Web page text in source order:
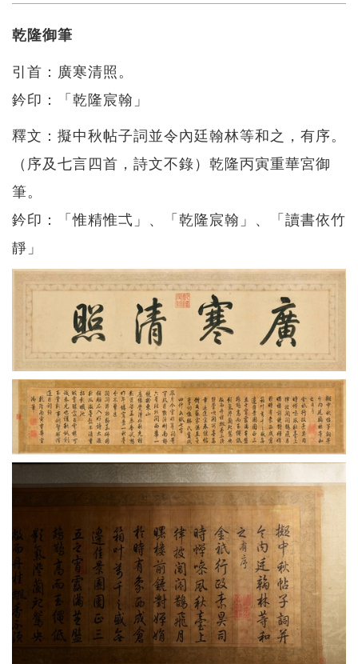
乾隆御筆
引首：廣寒清照。
鈐印：「乾隆宸翰」
釋文：擬中秋帖子詞並令內廷翰林等和之，有序。
（序及七言四首，詩文不錄）乾隆丙寅重華宮御
筆。
鈐印：「惟精惟弌」、「乾隆宸翰」、「讀書依竹
靜」